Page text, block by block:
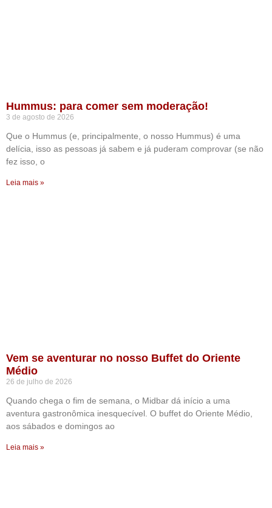
Hummus: para comer sem moderação!
3 de agosto de 2026
Que o Hummus (e, principalmente, o nosso Hummus) é uma
delícia, isso as pessoas já sabem e já puderam comprovar (se não
fez isso, o
Leia mais »
Vem se aventurar no nosso Buffet do Oriente
Médio
26 de julho de 2026
Quando chega o fim de semana, o Midbar dá início a uma
aventura gastronômica inesquecível. O buffet do Oriente Médio,
aos sábados e domingos ao
Leia mais »